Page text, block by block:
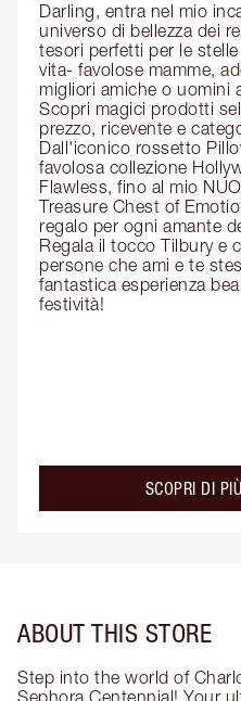
Darling, entra nel mio
universo di bellezza dei
tesori perfetti per le
vita- favolose mamme,
migliori amiche o uomini
Scopri magici prodotti
prezzo, ricevente e
Dall'iconico rossetto
favolosa collezione
Flawless, fino al mio
Treasure Chest of
regalo per ogni amante
Regala il tocco Tilbury e
persone che ami e te
fantastica esperienza
festività!
SCOPRI DI PIÙ
ABOUT THIS STORE
Step into the world of